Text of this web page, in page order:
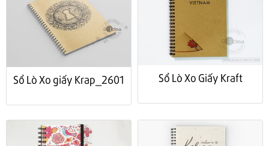
Sổ Lò Xo giấy Krap_2601 Sổ Lò Xo Giấy Kraft